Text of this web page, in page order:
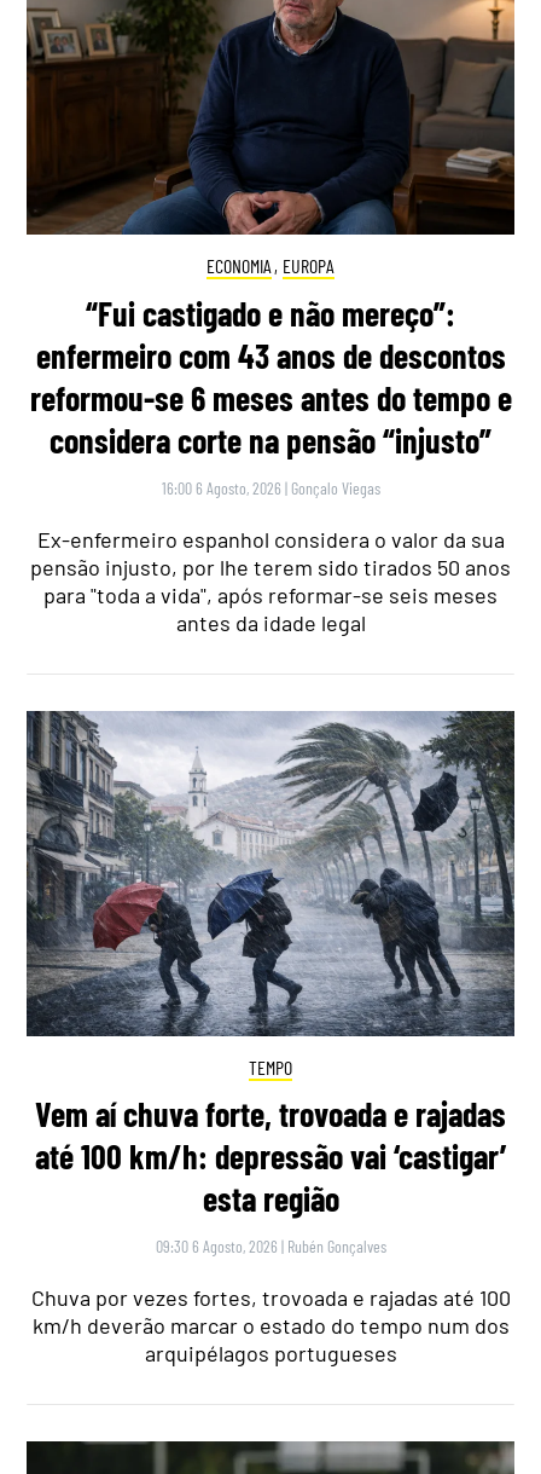
ECONOMIA , EUROPA
“Fui castigado e não mereço”:
enfermeiro com 43 anos de descontos
reformou-se 6 meses antes do tempo e
considera corte na pensão “injusto”
16:00 6 Agosto, 2026 | Gonçalo Viegas
Ex-enfermeiro espanhol considera o valor da sua
pensão injusto, por lhe terem sido tirados 50 anos
para "toda a vida", após reformar-se seis meses
antes da idade legal
TEMPO
Vem aí chuva forte, trovoada e rajadas
até 100 km/h: depressão vai ‘castigar’
esta região
09:30 6 Agosto, 2026 | Rubén Gonçalves
Chuva por vezes fortes, trovoada e rajadas até 100
km/h deverão marcar o estado do tempo num dos
arquipélagos portugueses